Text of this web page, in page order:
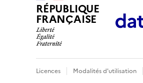
RÉPUBLIQUE
FRANÇAISE
Licences Modalités d'utilisation